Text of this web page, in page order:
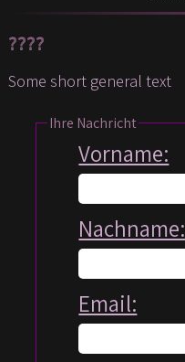
????
Some short general text
Ihre Nachricht
Vorname:
Nachname:
Email: